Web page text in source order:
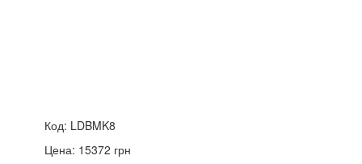
Код: LDBMK8
Цена: 15372 грн